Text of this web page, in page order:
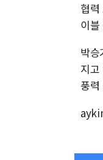
협
이
박
지
풍력